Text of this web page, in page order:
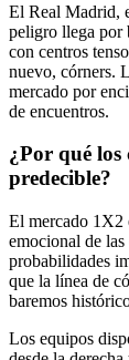
El Real Madrid,
peligro llega por
con centros
nuevo, córners.
mercado por
de encuentros.
¿Por qué los
predecible?
El mercado 1X2
emocional de
probabilidades
que la línea de
baremos
Los equipos